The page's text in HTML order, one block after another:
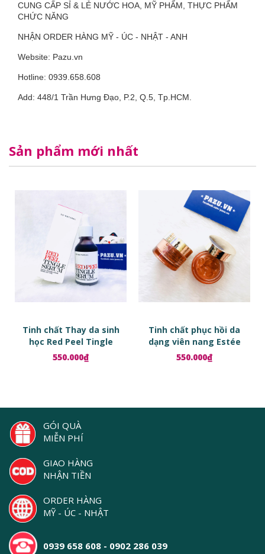
CUNG CẤP SỈ & LẺ NƯỚC HOA, MỸ PHẨM, THỰC PHẨM
CHỨC NĂNG
NHẬN ORDER HÀNG MỸ - ÚC - NHẬT - ANH
Website: Pazu.vn
Hotline: 0939.658.608
Add: 448/1 Trần Hưng Đạo, P.2, Q.5, Tp.HCM.
Sản phẩm mới nhất
Tinh chất Thay da sinh
học Red Peel Tingle
Serum
550.000₫
Tinh chất phục hồi da
dạng viên nang Estée
Lauder Advanced Night
Repair Ampoules
550.000₫
GÓI QUÀ
MIỄN PHÍ
GIAO HÀNG
NHẬN TIỀN
ORDER HÀNG
MỸ - ÚC - NHẬT
0939 658 608 - 0902 286 039